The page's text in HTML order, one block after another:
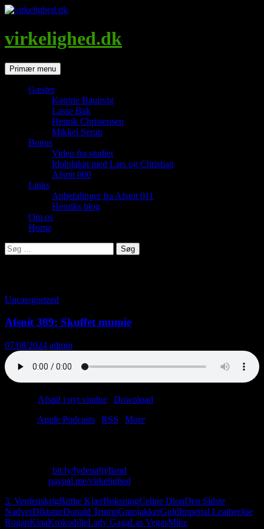
Hop
indhold
virkelighed.dk
SøgPrimær menu
Gæster
Katrine Baunvig
Lasse Bak
Henrik Christensen
Mikkel Serup
Bonus
Video fra studiet
Idolplakat med Lars og Christian
Afsnit 000
Links
Anbefalinger fra Afsnit 011
Henriks blog
Om os
Home
Søg
efter:
Uncategorized
Afsnit 389: Skuffet mumie
07/08/2024 admin
Afspil i nyt vindue Download
Apple Podcasts RSS
More
bit.ly/lydenafjylland
paypal.me/virkelighed
3. VerdenskrigBirthe KjærBoksningCeline DionDen Sidste
NadverDiktaturDonald TrumpGrønjakkerGuldImperial LeatherJoe
RoganKinaKrokodilleLady GagaLas VegasMike